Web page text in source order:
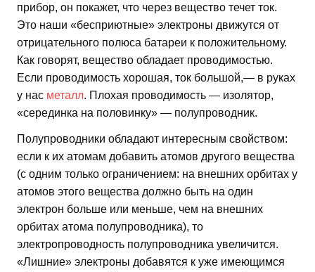
прибор, он покажет, что через вещество течет ток.
Это наши «бесприютные» электроны движутся от
отрицательного полюса батареи к положительному.
Как говорят, вещество обладает проводимостью.
Если проводимость хорошая, ток большой,— в руках
у нас металл. Плохая проводимость — изолятор,
«серединка на половинку» — полупроводник.
Полупроводники обладают интересным свойством:
если к их атомам добавить атомов другого вещества
(с одним только ограничением: на внешних орбитах у
атомов этого вещества должно быть на один
электрон больше или меньше, чем на внешних
орбитах атома полупроводника), то
электропроводность полупроводника увеличится.
«Лишние» электроны добавятся к уже имеющимся